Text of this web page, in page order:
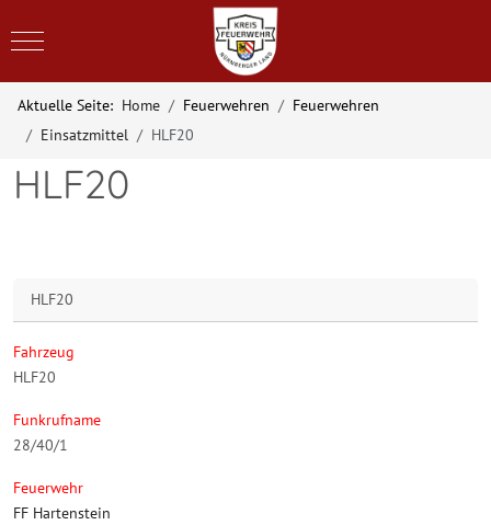
Mobile Menu Toggle
Aktuelle Seite: Home Feuerwehren
Feuerwehren
Einsatzmittel
HLF20
HLF20
HLF20
Fahrzeug
HLF20
Funkrufname
28/40/1
Feuerwehr
FF Hartenstein